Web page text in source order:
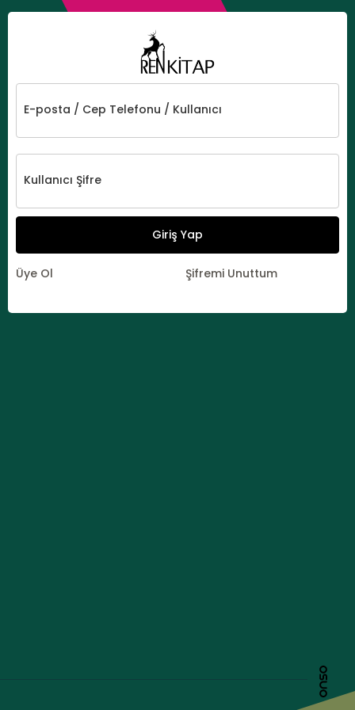
E-posta / Cep Telefonu / Kullanıcı
Kullanıcı Şifre
Giriş Yap
Üye Ol Şifremi Unuttum